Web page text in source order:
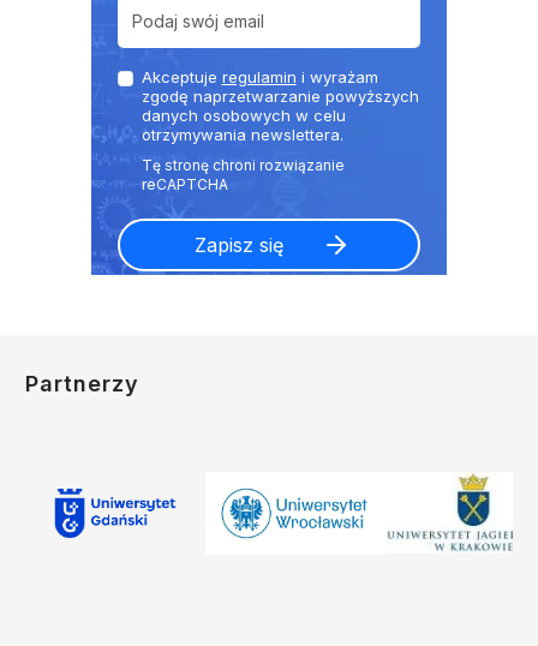
Akceptuje regulamin i wyrażam
zgodę naprzetwarzanie powyższych
danych osobowych w celu
otrzymywania newslettera.
Partnerzy